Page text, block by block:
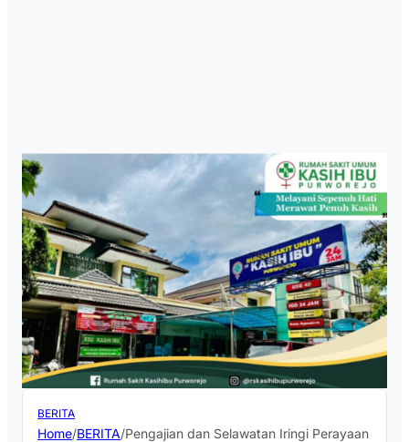
BERITA
Home/BERITA/Pengajian dan Selawatan Iringi Perayaan